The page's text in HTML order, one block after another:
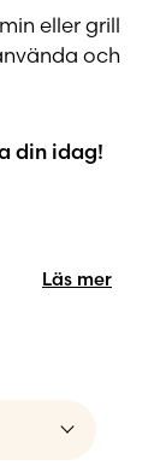
eller grill
och
din idag!
Läs mer